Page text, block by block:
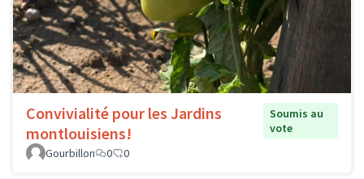
Convivialité pour les Jardins
montlouisiens!
Soumis au
vote
Gourbillon
0 0